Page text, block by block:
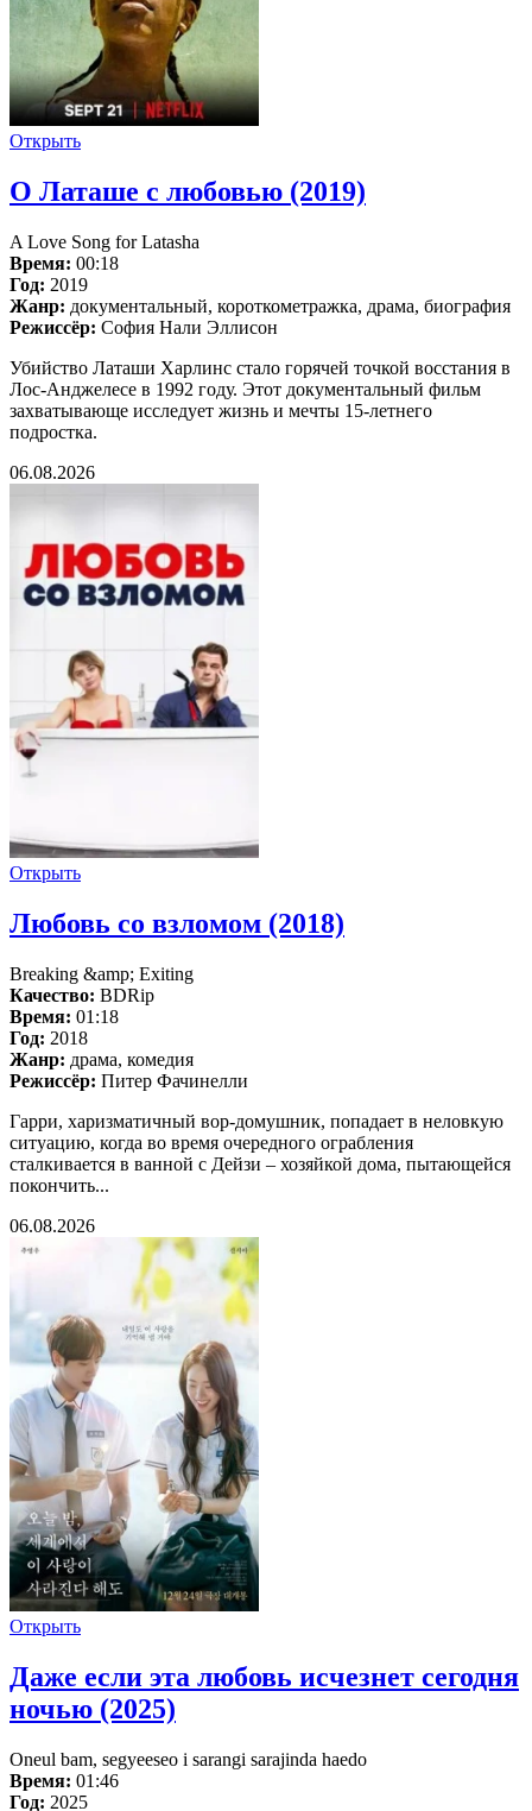
Открыть
О Латаше с любовью (2019)
A Love Song for Latasha
Время: 00:18
Год: 2019
Жанр: документальный, короткометражка, драма, биография
Режиссёр: София Нали Эллисон
Убийство Латаши Харлинс стало горячей точкой восстания в
Лос-Анджелесе в 1992 году. Этот документальный фильм
захватывающе исследует жизнь и мечты 15-летнего
подростка.
06.08.2026
Открыть
Любовь со взломом (2018)
Breaking &amp; Exiting
Качество: BDRip
Время: 01:18
Год: 2018
Жанр: драма, комедия
Режиссёр: Питер Фачинелли
Гарри, харизматичный вор-домушник, попадает в неловкую
ситуацию, когда во время очередного ограбления
сталкивается в ванной с Дейзи – хозяйкой дома, пытающейся
покончить...
06.08.2026
Открыть
Даже если эта любовь исчезнет сегодня
ночью (2025)
Oneul bam, segyeeseo i sarangi sarajinda haedo
Время: 01:46
Год: 2025